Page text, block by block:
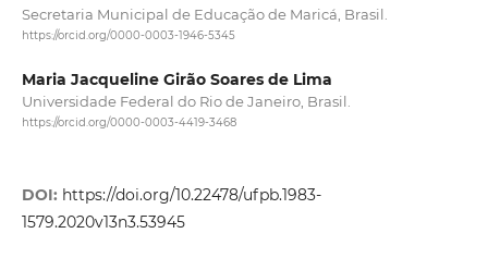
Secretaria Municipal de Educação de Maricá, Brasil.
https://orcid.org/0000-0003-1946-5345
Maria Jacqueline Girão Soares de Lima
Universidade Federal do Rio de Janeiro, Brasil.
https://orcid.org/0000-0003-4419-3468
DOI: https://doi.org/10.22478/ufpb.1983-
1579.2020v13n3.53945